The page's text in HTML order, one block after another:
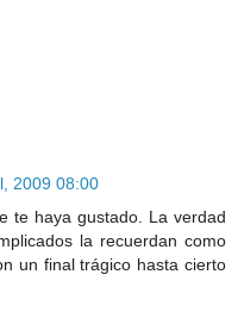
2009 08:00
te haya gustado. La verdad
la recuerdan como
un final trágico hasta cierto